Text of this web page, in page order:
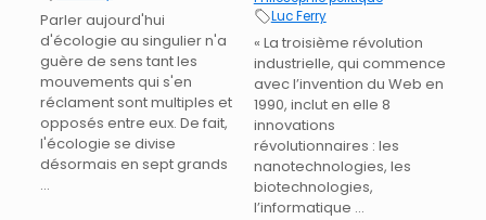
Parler aujourd'hui
d'écologie au singulier n'a
guère de sens tant les
mouvements qui s'en
réclament sont multiples et
opposés entre eux. De fait,
l'écologie se divise
désormais en sept grands
...
Luc Ferry
« La troisième révolution
industrielle, qui commence
avec l’invention du Web en
1990, inclut en elle 8
innovations
révolutionnaires : les
nanotechnologies, les
biotechnologies,
l’informatique ...